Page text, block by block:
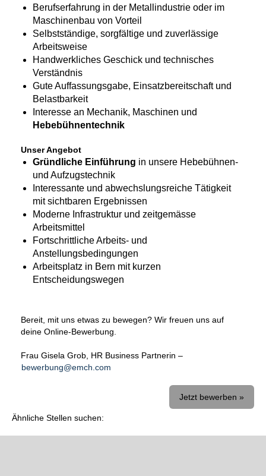
Berufserfahrung in der Metallindustrie oder im
Maschinenbau von Vorteil
Selbstständige, sorgfältige und zuverlässige
Arbeitsweise
Handwerkliches Geschick und technisches
Verständnis
Gute Auffassungsgabe, Einsatzbereitschaft und
Belastbarkeit
Interesse an Mechanik, Maschinen und
Hebebühnentechnik
Unser Angebot
Gründliche Einführung in unsere Hebebühnen-
und Aufzugstechnik
Interessante und abwechslungsreiche Tätigkeit
mit sichtbaren Ergebnissen
Moderne Infrastruktur und zeitgemässe
Arbeitsmittel
Fortschrittliche Arbeits- und
Anstellungsbedingungen
Arbeitsplatz in Bern mit kurzen
Entscheidungswegen
Bereit, mit uns etwas zu bewegen? Wir freuen uns auf
deine Online-Bewerbung.
Frau Gisela Grob, HR Business Partnerin –
bewerbung@emch.com
Jetzt bewerben »
Ähnliche Stellen suchen: